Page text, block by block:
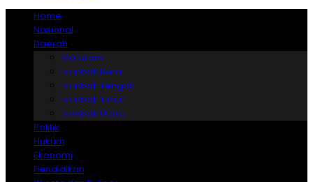
Home
Nasional
Daerah
Mataram
Lombok Barat
Lombok Tengah
Lombok Timur
Lombok Utara
Politik
Hukrim
Ekonomi
Pendidikan